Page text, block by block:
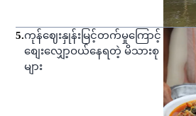
5.ကုန်ဈေးနှုန်းမြင့်တက်မှုကြောင့်
စျေးလျှော့ဝယ်နေရတဲ့ မိသားစု
များ